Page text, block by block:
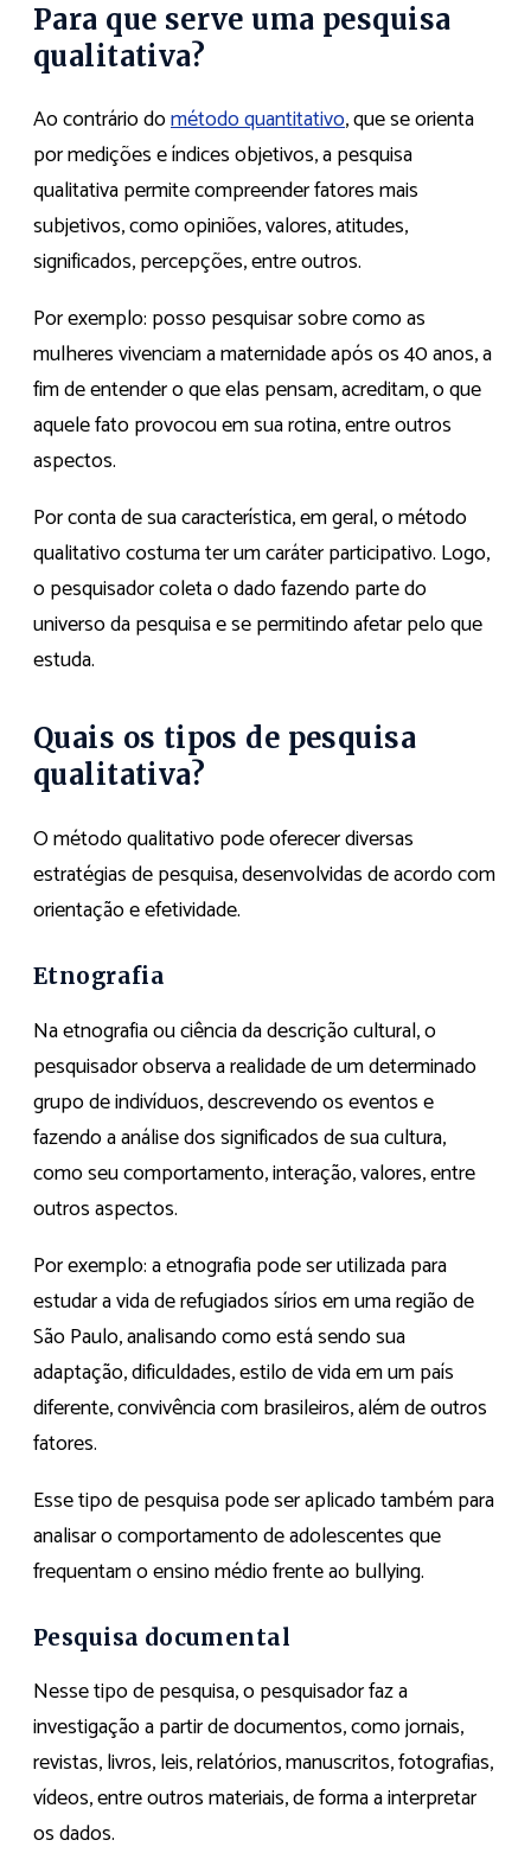
Para que serve uma pesquisa
qualitativa?
Ao contrário dométodo quantitativo, que se orienta
por medições e índices objetivos, a pesquisa
qualitativa permite compreender fatores mais
subjetivos, como opiniões, valores, atitudes,
significados, percepções, entre outros.
Por exemplo: posso pesquisar sobre como as
mulheres vivenciam a maternidade após os 40 anos, a
fim de entender o que elas pensam, acreditam, o que
aquele fato provocou em sua rotina, entre outros
aspectos.
Por conta de sua característica, em geral, o método
qualitativo costuma ter um caráter participativo. Logo,
o pesquisador coleta o dado fazendo parte do
universo da pesquisa e se permitindo afetar pelo que
estuda.
Quais os tipos de pesquisa
qualitativa?
O método qualitativo pode oferecer diversas
estratégias de pesquisa, desenvolvidas de acordo com
orientação e efetividade.
Etnografia
Na etnografia ou ciência da descrição cultural, o
pesquisador observa a realidade de um determinado
grupo de indivíduos, descrevendo os eventos e
fazendo a análise dos significados de sua cultura,
como seu comportamento, interação, valores, entre
outros aspectos.
Por exemplo: a etnografia pode ser utilizada para
estudar a vida de refugiados sírios em uma região de
São Paulo, analisando como está sendo sua
adaptação, dificuldades, estilo de vida em um país
diferente, convivência com brasileiros, além de outros
fatores.
Esse tipo de pesquisa pode ser aplicado também para
analisar o comportamento de adolescentes que
frequentam o ensino médio frente ao bullying.
Pesquisa documental
Nesse tipo de pesquisa, o pesquisador faz a
investigação a partir de documentos, como jornais,
revistas, livros, leis, relatórios, manuscritos, fotografias,
vídeos, entre outros materiais, de forma a interpretar
os dados.